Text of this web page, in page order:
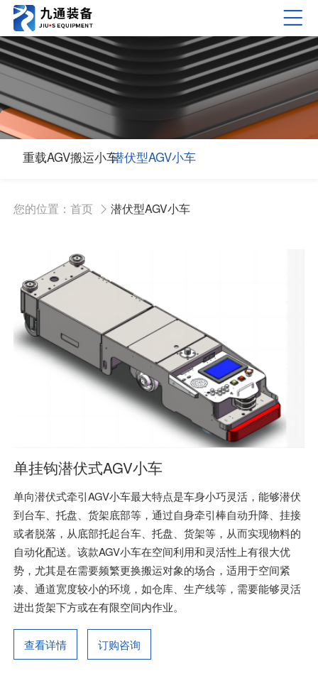
重载AGV搬运小车潜伏型AGV小车
您的位置： 首页 潜伏型AGV小车
单挂钩潜伏式AGV小车
单向潜伏式牵引AGV小车最大特点是车身小巧灵活，能够潜伏
到台车、托盘、货架底部等，通过自身牵引棒自动升降、挂接
或者脱落，从底部托起台车、托盘、货架等，从而实现物料的
自动化配送。该款AGV小车在空间利用和灵活性上有很大优
势，尤其是在需要频繁更换搬运对象的场合，适用于空间紧
凑、通道宽度较小的环境，如仓库、生产线等，需要能够灵活
进出货架下方或在有限空间内作业。
查看详情 订购咨询